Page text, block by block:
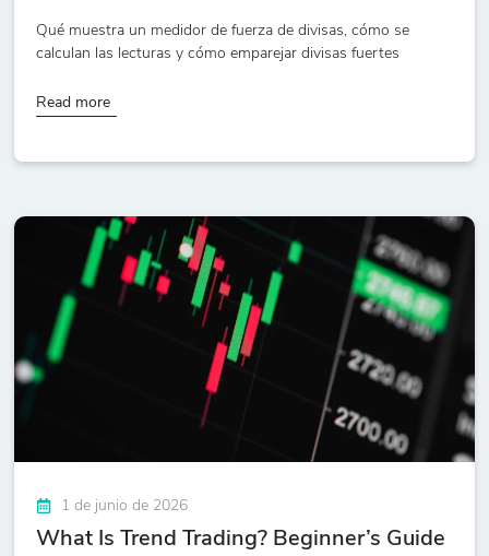
Qué muestra un medidor de fuerza de divisas, cómo se
calculan las lecturas y cómo emparejar divisas fuertes
Read more
1 de junio de 2026
What Is Trend Trading? Beginner’s Guide